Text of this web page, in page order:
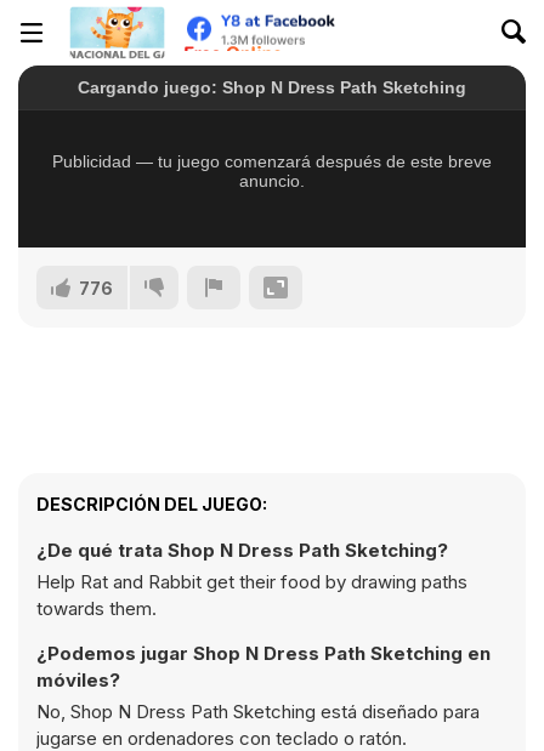
776
DESCRIPCIÓN DEL JUEGO:
¿De qué trata Shop N Dress Path Sketching?
Help Rat and Rabbit get their food by drawing paths
towards them.
¿Podemos jugar Shop N Dress Path Sketching en
móviles?
No, Shop N Dress Path Sketching está diseñado para
jugarse en ordenadores con teclado o ratón.